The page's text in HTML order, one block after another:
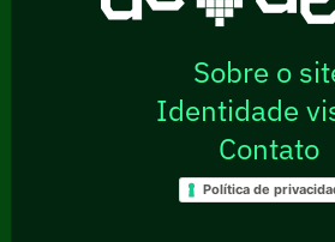
Sobre o
Identidade
Contato
Política de